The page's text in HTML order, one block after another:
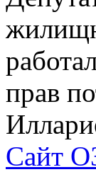
прав
Сайт